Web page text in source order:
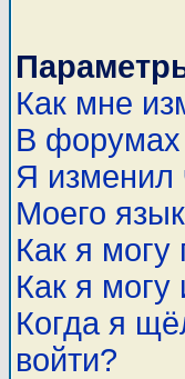
Как мне
В форумах
Я изменил
Моего
Как я могу
Как я могу
Когда я
войти?